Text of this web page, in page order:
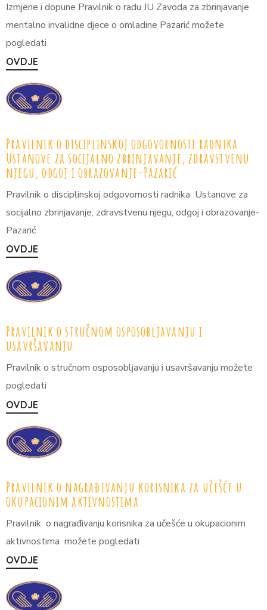
Izmjene i dopune Pravilnik o radu JU Zavoda za zbrinjavanje
mentalno invalidne djece o omladine Pazarić možete
pogledati
OVDJE
Pravilnik o disciplinskoj odgovornosti radnika
Ustanove za socijalno zbrinjavanje, zdravstvenu
njegu, odgoj i obrazovanje-Pazarić
Pravilnik o disciplinskoj odgovornosti radnika Ustanove za
socijalno zbrinjavanje, zdravstvenu njegu, odgoj i obrazovanje-
Pazarić
OVDJE
Pravilnik o stručnom osposobljavanju i
usavršavanju
Pravilnik o stručnom osposobljavanju i usavršavanju možete
pogledati
OVDJE
Pravilnik o nagrađivanju korisnika za učešće u
okupacionim aktivnostima
Pravilnik o nagrađivanju korisnika za učešće u okupacionim
aktivnostima možete pogledati
OVDJE